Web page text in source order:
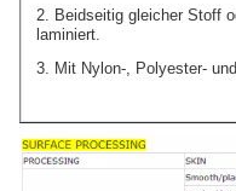
2. Beidseitig gleicher Stoff
laminiert.
3. Mit Nylon-, Polyester-